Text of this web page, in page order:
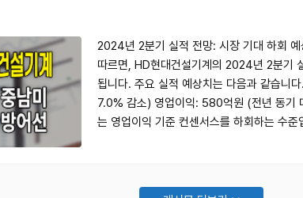
2024년 2분기 실적 전망: 시장 기대 하회 예
따르면, HD현대건설기계의 2024년 2분기
됩니다. 주요 실적 예상치는 다음과 같습니
7.0% 감소) 영업이익: 580억원 (전년 동기
는 영업이익 기준 컨센서스를 하회하는 수